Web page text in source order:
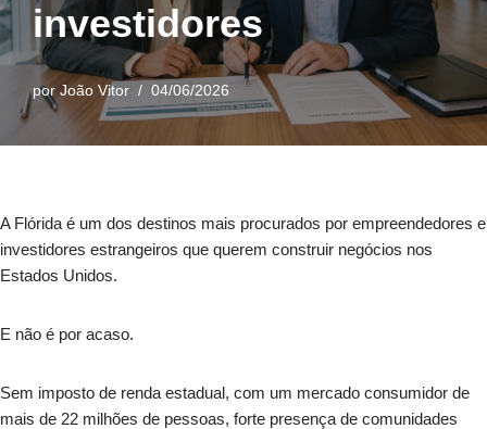
investidores
por João Vitor 04/06/2026
A Flórida é um dos destinos mais procurados por empreendedores e
investidores estrangeiros que querem construir negócios nos
Estados Unidos.
E não é por acaso.
Sem imposto de renda estadual, com um mercado consumidor de
mais de 22 milhões de pessoas, forte presença de comunidades